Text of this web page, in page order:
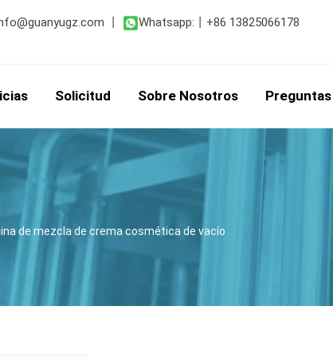
Whatsapp: +86 13825066178
Solicitud Sobre Nosotros
de mezcla de crema cosmética de vacío